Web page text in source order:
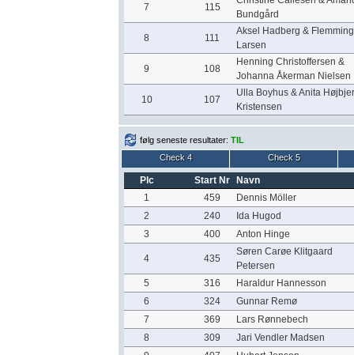
7 115
Bundgård
8 111
Aksel Hadberg & Flemming
Larsen
9 108
Henning Christoffersen &
Johanna Åkerman Nielsen
10 107
Ulla Boyhus & Anita
Kristensen
følg seneste resultater: TIL
Check 4
Check 5
Plc Start Nr
Navn
1
459
Dennis Möller
2
240
Ida Hugod
3
400 Anton Hinge
4 435
Søren Carøe Klitgaard
Petersen
5
316
Haraldur Hannesson
6
324
Gunnar Remø
7
369
Lars Rønnebech
8
309
Jari Vendler Madsen